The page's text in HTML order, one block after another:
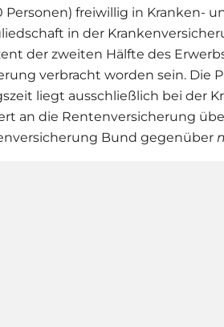
Personen) freiwillig in Kranken-
in der
der zweiten Hälfte des
verbracht worden sein. Die
liegt ausschließlich bei der
an die Rentenversicherung
Bund gegenüber